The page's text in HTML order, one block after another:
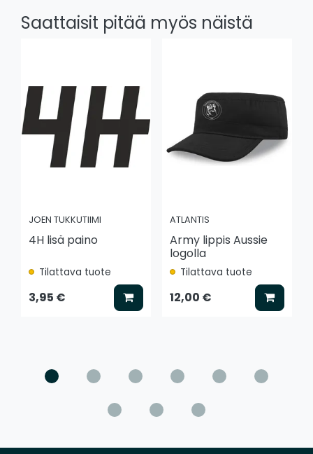
Saattaisit pitää myös näistä
JOEN TUKKUTIIMI
4H lisä paino
Tilattava tuote
3,95 € Lisää koriin
ATLANTIS
Army lippis Aussie
logolla
Tilattava tuote
12,00 € Lisää